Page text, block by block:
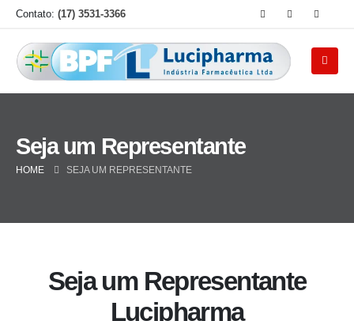
Contato: (17) 3531-3366
Seja um Representante
HOME SEJA UM REPRESENTANTE
Seja um Representante
Lucipharma